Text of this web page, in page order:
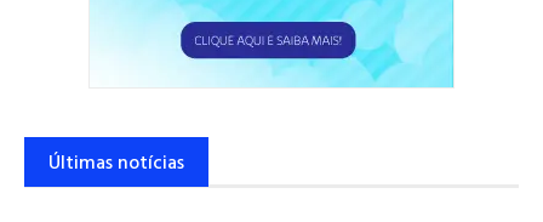
Últimas notícias